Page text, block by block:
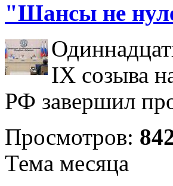
"Шансы не
IX созыва
РФ завершил
Просмотров:
Тема месяца